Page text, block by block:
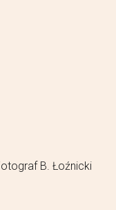
B. Łoźnicki